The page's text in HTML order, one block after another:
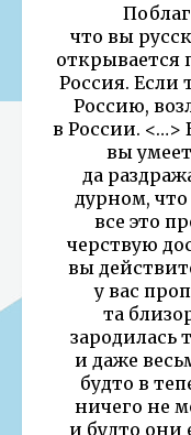
что вы
открывается
Россия. Если
Россию,
в России.
вы
да
дурном, что
все это
черствую
вы
у вас
та
зародилась
и даже
будто в
ничего не
и будто они